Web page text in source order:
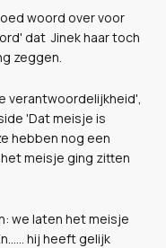
woord over voor
dat Jinek haar toch
zeggen.
verantwoordelijkheid',
'Dat meisje is
hebben nog een
meisje ging zitten
we laten het meisje
hij heeft gelijk